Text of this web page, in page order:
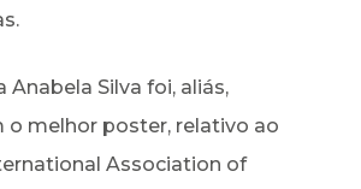
Anabela Silva foi, aliás,
o melhor poster, relativo ao
Association of